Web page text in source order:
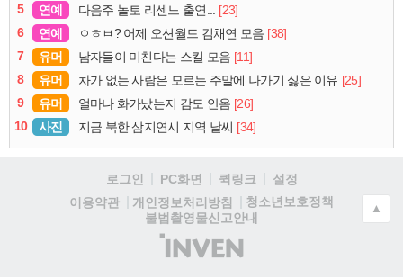
5
연예 다음주 놀토 리센느 출연...
[23]
6
연예 ㅇㅎㅂ? 어제 오션월드 김채연 모음 [38]
7
유머 남자들이 미친다는 스킬 모음 [11]
8
유머 차가 없는 사람은 모르는 주말에 나가기 싫은 이유 [25]
9
유머 얼마나 화가났는지 감도 안옴 [26]
10
사진 지금 북한 삼지연시 지역 날씨 [34]
로그인 PC화면 퀵링크
설정
이용약관
개인정보처리방침
청소년보호정책
불법촬영물신고안내
(주)
인
▲